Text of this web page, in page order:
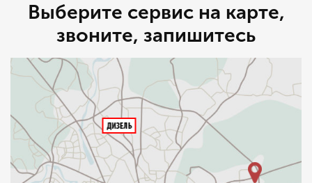
Выберите сервис на карте,
звоните, запишитесь